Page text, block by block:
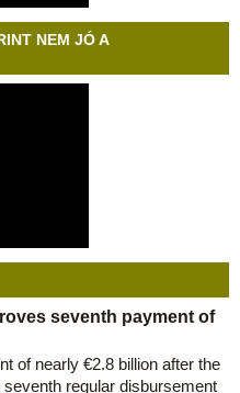
NEM JÓ A
seventh payment of
of nearly €2.8 billion after the
regular disbursement